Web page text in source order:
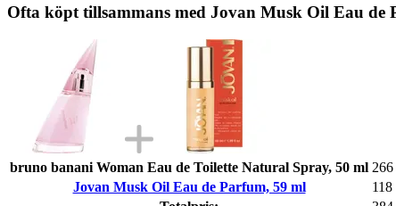
Ofta köpt tillsammans med Jovan Musk Oil Eau de
bruno banani Woman Eau de Toilette Natural Spray, 50 ml
Jovan Musk Oil Eau de Parfum, 59 ml